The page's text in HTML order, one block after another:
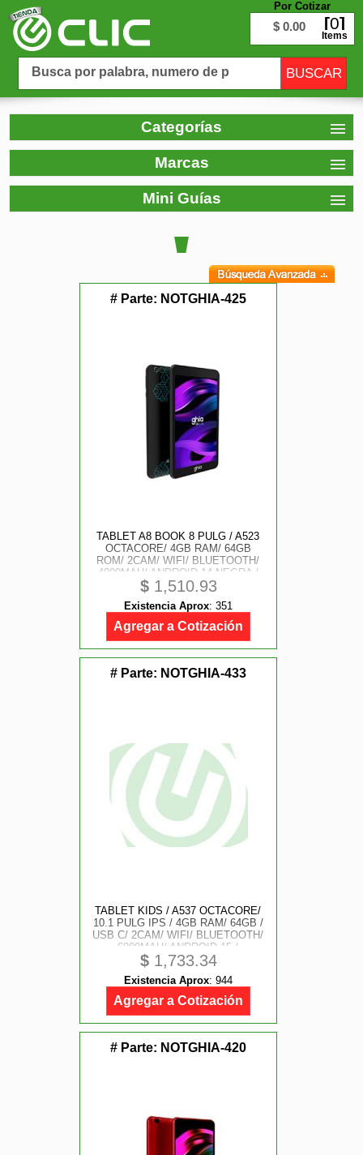
Por Cotizar
$ 0.00 0
Items
Categorías
Marcas
Mini Guías
# Parte: NOTGHIA-425
TABLET A8 BOOK 8 PULG / A523
OCTACORE/ 4GB RAM/ 64GB
ROM/ 2CAM/ WIFI/ BLUETOOTH/
4000MAH/ ANDROID 14 NEGRA /
TURQUESA
$1,510.93
Existencia Aprox: 351
Agregar a Cotización
# Parte: NOTGHIA-433
TABLET KIDS / A537 OCTACORE/
10.1 PULG IPS / 4GB RAM/ 64GB /
USB C/ 2CAM/ WIFI/ BLUETOOTH/
6000MAH/ ANDROID 15 /
ASTRONAUTA
$1,733.34
Existencia Aprox: 944
Agregar a Cotización
# Parte: NOTGHIA-420